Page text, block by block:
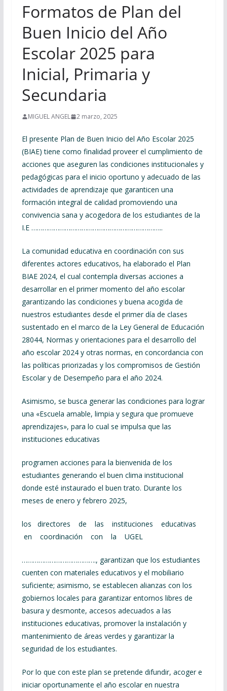
Formatos de Plan del
Buen Inicio del Año
Escolar 2025 para
Inicial, Primaria y
Secundaria
MIGUEL ANGEL 2 marzo, 2025
El presente Plan de Buen Inicio del Año Escolar 2025
(BIAE) tiene como finalidad proveer el cumplimiento de
acciones que aseguren las condiciones institucionales y
pedagógicas para el inicio oportuno y adecuado de las
actividades de aprendizaje que garanticen una
formación integral de calidad promoviendo una
convivencia sana y acogedora de los estudiantes de la
I.E ……………………………………………………………..
La comunidad educativa en coordinación con sus
diferentes actores educativos, ha elaborado el Plan
BIAE 2024, el cual contempla diversas acciones a
desarrollar en el primer momento del año escolar
garantizando las condiciones y buena acogida de
nuestros estudiantes desde el primer día de clases
sustentado en el marco de la Ley General de Educación
28044, Normas y orientaciones para el desarrollo del
año escolar 2024 y otras normas, en concordancia con
las políticas priorizadas y los compromisos de Gestión
Escolar y de Desempeño para el año 2024.
Asimismo, se busca generar las condiciones para lograr
una «Escuela amable, limpia y segura que promueve
aprendizajes», para lo cual se impulsa que las
instituciones educativas
programen acciones para la bienvenida de los
estudiantes generando el buen clima institucional
donde esté instaurado el buen trato. Durante los
meses de enero y febrero 2025,
los directores de las instituciones educativas
en coordinación con la UGEL
…………………………………., garantizan que los estudiantes
cuenten con materiales educativos y el mobiliario
suficiente; asimismo, se establecen alianzas con los
gobiernos locales para garantizar entornos libres de
basura y desmonte, accesos adecuados a las
instituciones educativas, promover la instalación y
mantenimiento de áreas verdes y garantizar la
seguridad de los estudiantes.
Por lo que con este plan se pretende difundir, acoger e
iniciar oportunamente el año escolar en nuestra